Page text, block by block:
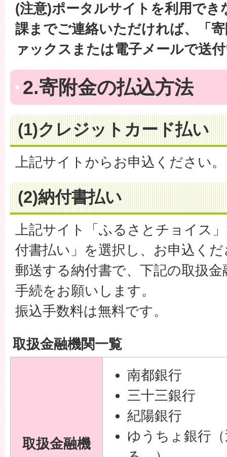
(注意)ポータルサイトを利用でき
課までご連絡いただければ、「
ァックスまたは電子メールで送
2.寄附金の払込方法
(1)クレジットカード払い
上記サイトからお申込ください。
(2)納付書払い
上記サイト「ふるさとチョイス
付書払い」を選択し、お申込く
郵送する納付書で、下記の取扱
手続をお願いします。
振込手数料は無料です。
取扱金融機関一覧
取扱金融機
南都銀行
三十三銀行
紀陽銀行
ゆうちょ銀行